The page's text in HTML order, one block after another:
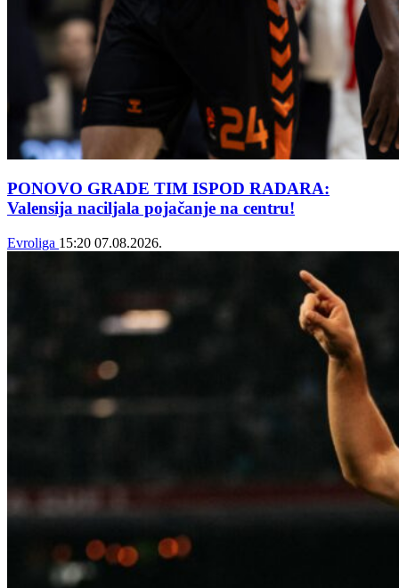
PONOVO GRADE TIM ISPOD RADARA:
Valensija naciljala pojačanje na centru!
Evroliga 15:20 07.08.2026.